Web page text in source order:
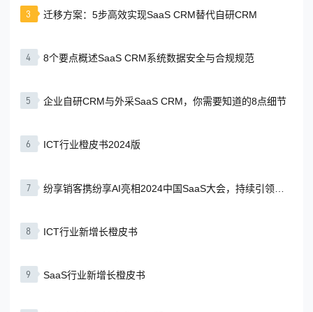
3 迁移方案：5步高效实现SaaS CRM替代自研CRM
4 8个要点概述SaaS CRM系统数据安全与合规规范
5 企业自研CRM与外采SaaS CRM，你需要知道的8点细节
6 ICT行业橙皮书2024版
7
纷享销客携纷享AI亮相2024中国SaaS大会，持续引领
8 ICT行业新增长橙皮书
9 SaaS行业新增长橙皮书